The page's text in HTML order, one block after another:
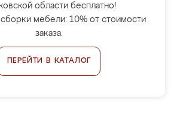
области бесплатно!
мебели: 10% от стоимости
заказа.
ПЕРЕЙТИ В КАТАЛОГ